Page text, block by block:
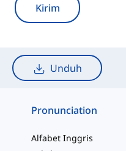
Kirim
Unduh
Pronunciation
Alfabet Inggris